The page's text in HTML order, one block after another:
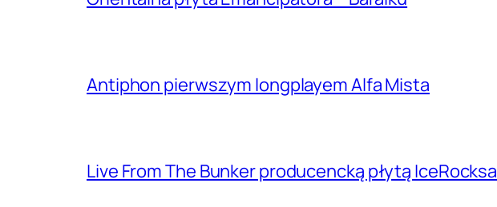
Antiphon pierwszym longplayem Alfa Mista
Live From The Bunker producencką płytą IceRocksa